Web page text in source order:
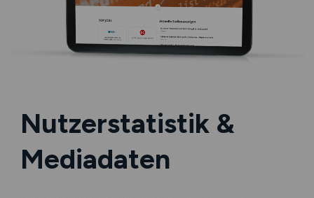
Nutzerstatistik &
Mediadaten